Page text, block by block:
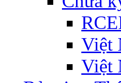
Việt
Việt